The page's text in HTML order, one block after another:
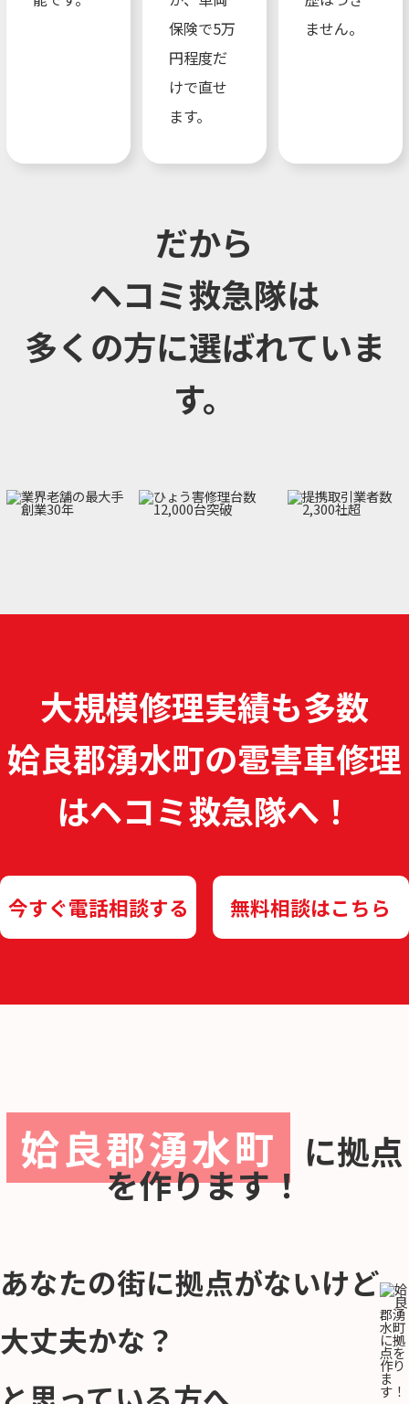
保険で5万
円程度だ
けで直せ
ます。
ません。
だから
ヘコミ救急隊は
多くの方に選ばれていま
す。
大規模修理実績も多数
姶良郡湧水町の雹害車修理
はヘコミ救急隊へ！
今すぐ電話相談する 無料相談はこちら
姶良郡湧水町 に拠点
を作ります！
あなたの街に拠点がないけど
大丈夫かな？